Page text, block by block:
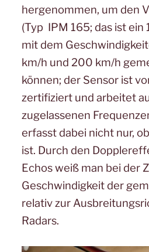
hergenommen, um den
(Typ IPM 165; das ist ein
mit dem
km/h und 200 km/h
können; der Sensor ist
zertifiziert und arbeitet
zugelassenen
erfasst dabei nicht nur,
ist. Durch den
Echos weiß man bei der
Geschwindigkeit der
relativ zur
Radars.